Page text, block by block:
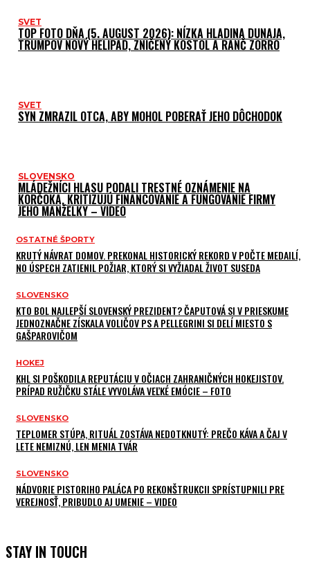
SVET
TOP FOTO DŇA (5. AUGUST 2026): NÍZKA HLADINA DUNAJA,
TRUMPOV NOVÝ HELIPAD, ZNIČENÝ KOSTOL A RANČ ZORRO
SVET
SYN ZMRAZIL OTCA, ABY MOHOL POBERAŤ JEHO DÔCHODOK
SLOVENSKO
MLÁDEŽNÍCI HLASU PODALI TRESTNÉ OZNÁMENIE NA
KORČOKA, KRITIZUJÚ FINANCOVANIE A FUNGOVANIE FIRMY
JEHO MANŽELKY – VIDEO
OSTATNÉ ŠPORTY
KRUTÝ NÁVRAT DOMOV. PREKONAL HISTORICKÝ REKORD V POČTE MEDAILÍ,
NO ÚSPECH ZATIENIL POŽIAR, KTORÝ SI VYŽIADAL ŽIVOT SUSEDA
SLOVENSKO
KTO BOL NAJLEPŠÍ SLOVENSKÝ PREZIDENT? ČAPUTOVÁ SI V PRIESKUME
JEDNOZNAČNE ZÍSKALA VOLIČOV PS A PELLEGRINI SI DELÍ MIESTO S
GAŠPAROVIČOM
HOKEJ
KHL SI POŠKODILA REPUTÁCIU V OČIACH ZAHRANIČNÝCH HOKEJISTOV.
PRÍPAD RUŽIČKU STÁLE VYVOLÁVA VEĽKÉ EMÓCIE – FOTO
SLOVENSKO
TEPLOMER STÚPA, RITUÁL ZOSTÁVA NEDOTKNUTÝ: PREČO KÁVA A ČAJ V
LETE NEMIZNÚ, LEN MENIA TVÁR
SLOVENSKO
NÁDVORIE PISTORIHO PALÁCA PO REKONŠTRUKCII SPRÍSTUPNILI PRE
VEREJNOSŤ, PRIBUDLO AJ UMENIE – VIDEO
STAY IN TOUCH